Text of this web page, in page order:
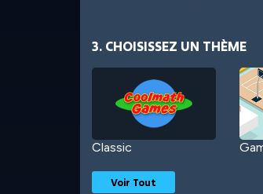
3. CHOISISSEZ UN THÈME
Classic
Voir Tout